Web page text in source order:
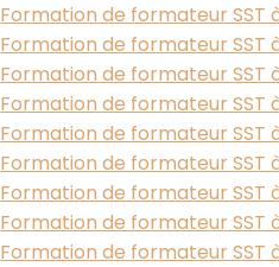
Formation de formateur SST
Formation de formateur SST
Formation de formateur SST
Formation de formateur SST
Formation de formateur SST
Formation de formateur SST
Formation de formateur SST
Formation de formateur SST
Formation de formateur SST